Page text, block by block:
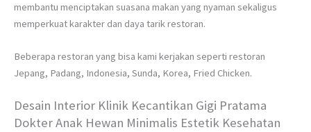
membantu menciptakan suasana makan yang nyaman sekaligus
memperkuat karakter dan daya tarik restoran.
Beberapa restoran yang bisa kami kerjakan seperti restoran
Jepang, Padang, Indonesia, Sunda, Korea, Fried Chicken.
Desain Interior Klinik Kecantikan Gigi Pratama
Dokter Anak Hewan Minimalis Estetik Kesehatan